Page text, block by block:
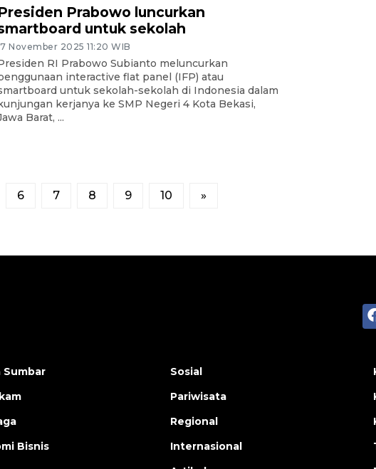
Prabowo luncurkan
untuk sekolah
November 2025 11:20 WIB
RI Prabowo Subianto meluncurkan
interactive flat panel (IFP) atau
untuk sekolah-sekolah di Indonesia dalam
kerjanya ke SMP Negeri 4 Kota Bekasi,
Barat, ...
6 7 8 9 10 »
Bisnis
Sosial
Pariwisata
Regional
Internasional